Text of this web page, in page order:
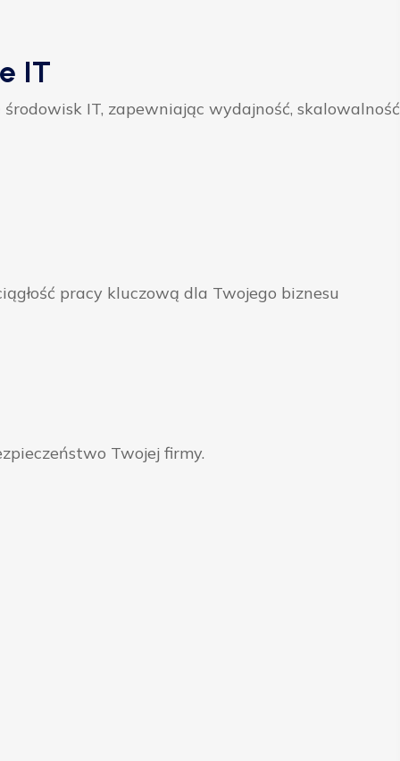
IT
IT, zapewniając wydajność, skalowalność
pracy kluczową dla Twojego biznesu
Twojej firmy.